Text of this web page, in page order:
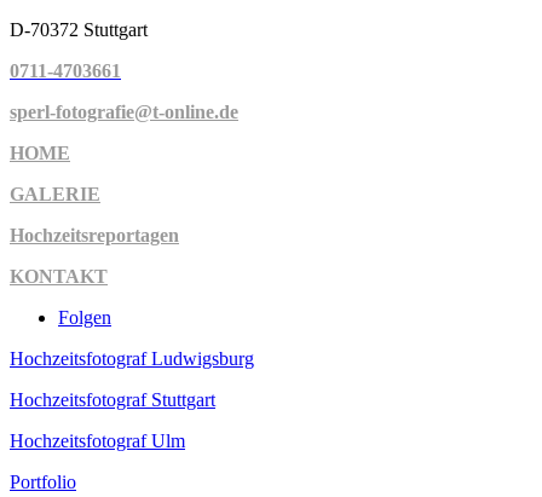
D-70372 Stuttgart
0711-4703661
sperl-fotografie@t-online.de
HOME
GALERIE
Hochzeitsreportagen
KONTAKT
Folgen
Hochzeitsfotograf Ludwigsburg
Hochzeitsfotograf Stuttgart
Hochzeitsfotograf Ulm
Portfolio